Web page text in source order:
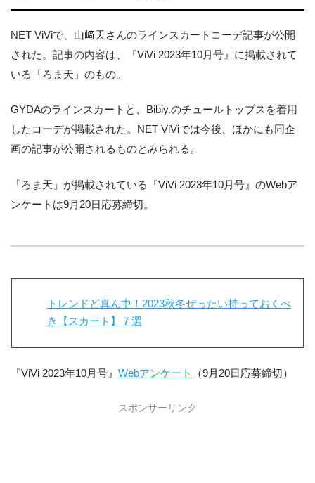
NET ViViで、山﨑天さんのラインスカートコーデ記事が公開
された。記事の内容は、『ViVi 2023年10月号』に掲載されて
いる「ろま天」のもの。
GYDAのラインスカートと、Bibiy.のチュールトップスを着用
したコーデが掲載された。NET ViViでは今後、ほかにも同企
画の記事が公開されるものとみられる。
「ろま天」が掲載されている『ViVi 2023年10月号』のWebア
ンケートは9月20日応募締切。
トレンドど真ん中！2023秋冬ぜったい持っておくべ
き【スカート】７選
『ViVi 2023年10月号』 Webアンケート （9月20日応募締切）
スポンサーリンク